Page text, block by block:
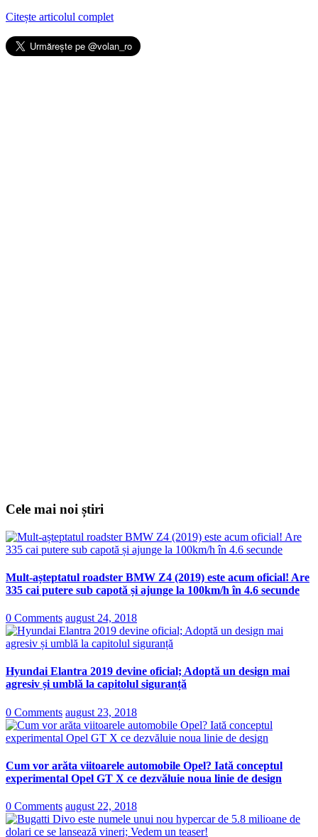
Citește articolul complet
Cele mai noi știri
Mult-așteptatul roadster BMW Z4 (2019) este acum oficial! Are
335 cai putere sub capotă și ajunge la 100km/h în 4.6 secunde
0 Comments august 24, 2018
Hyundai Elantra 2019 devine oficial; Adoptă un design mai
agresiv și umblă la capitolul siguranță
0 Comments august 23, 2018
Cum vor arăta viitoarele automobile Opel? Iată conceptul
experimental Opel GT X ce dezvăluie noua linie de design
0 Comments august 22, 2018